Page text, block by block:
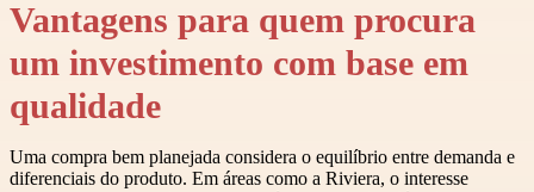
Vantagens para quem procura
um investimento com base em
qualidade
Uma compra bem planejada considera o equilíbrio entre demanda e
diferenciais do produto. Em áreas como a Riviera, o interesse